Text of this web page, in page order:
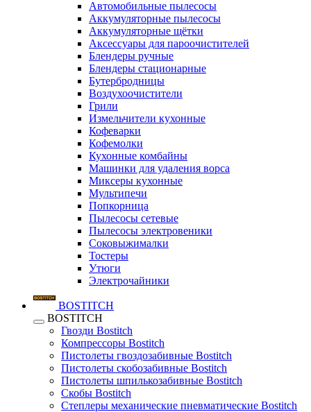
Автомобильные пылесосы
Аккумуляторные пылесосы
Аккумуляторные щётки
Аксессуары для пароочистителей
Блендеры ручные
Блендеры стационарные
Бутербродницы
Воздухоочистители
Грили
Измельчители кухонные
Кофеварки
Кофемолки
Кухонные комбайны
Машинки для удаления ворса
Миксеры кухонные
Мультипечи
Попкорница
Пылесосы сетевые
Пылесосы электровеники
Соковыжималки
Тостеры
Утюги
Электрочайники
BOSTITCH
BOSTITCH
Гвозди Bostitch
Компрессоры Bostitch
Пистолеты гвоздозабивные Bostitch
Пистолеты скобозабивные Bostitch
Пистолеты шпилькозабивные Bostitch
Скобы Bostitch
Степлеры механические пневматические Bostitch